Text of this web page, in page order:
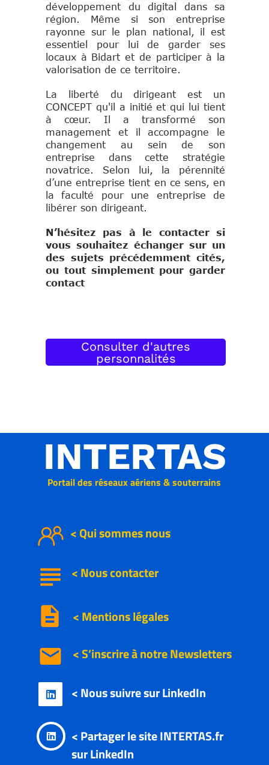
description
subject
email
INTERTAS
<Nouscontacter
< Nous suivre sur LinkedIn
< Qui sommes nous
< S’inscrire à notreNewsletters
< Mentions légales
Portail des réseaux aériens & souterrains
< Partager le site INTERTAS.fr
sur LinkedIn


développement du digital dans sa
région. Même si son entreprise
rayonne sur le plan national, il est
essentiel pour lui de garder ses
locaux à Bidart et de participer à la
valorisation de ce territoire.
La liberté du dirigeant est un
CONCEPT qu'il a initié et qui lui tient
à cœur. Il a transformé son
management et il accompagne le
changement au sein de son
entreprise dans cette stratégie
novatrice. Selon lui, la pérennité
d’une entreprise tient en ce sens, en
la faculté pour une entreprise de
libérer son dirigeant.
N’hésitez pas à le contacter si
vous souhaitez échanger sur un
des sujets précédemment cités,
ou tout simplement pour garder
contact
Consulter d'autres
personnalités